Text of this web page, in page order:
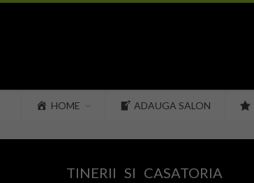
HOME ADAUGA SALON
TINERII SI CASATORIA